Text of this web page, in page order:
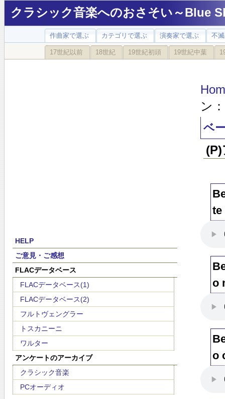
クラシック音楽へのおさそい～Blue
作曲家で選ぶ カテゴリで選ぶ 演奏家で選ぶ 不
17世紀以前 18世紀 19世紀初頭 19世紀中葉
HELP
ご意見・ご感想
FLACデータベース
FLACデータベース(1)
FLACデータベース(2)
フルトヴェングラー
トスカニーニ
ワルター
アンケートのアーカイブ
クラシック音楽
PCオーディオ
ン
ベ
te
o
o